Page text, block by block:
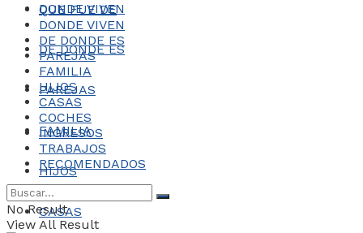
DONDE VIVEN
DE DONDE ES
PAREJAS
FAMILIA
HIJOS
CASAS
QUE FUE DE
DONDE VIVEN
DE DONDE ES
PAREJAS
FAMILIA
HIJOS
CASAS
COCHES
INGRESOS
TRABAJOS
RECOMENDADOS
No Result
View All Result